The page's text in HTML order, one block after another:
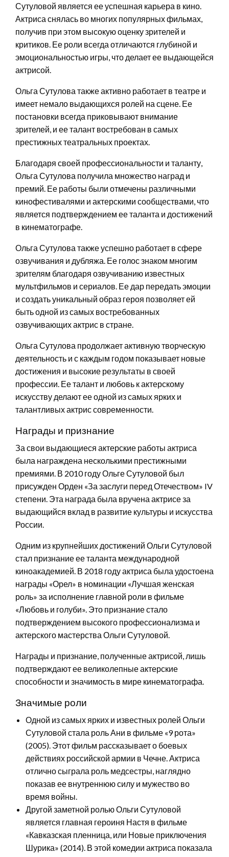
Сутуловой является ее успешная карьера в кино.
Актриса снялась во многих популярных фильмах,
получив при этом высокую оценку зрителей и
критиков. Ее роли всегда отличаются глубиной и
эмоциональностью игры, что делает ее выдающейся
актрисой.
Ольга Сутулова также активно работает в театре и
имеет немало выдающихся ролей на сцене. Ее
постановки всегда приковывают внимание
зрителей, и ее талант востребован в самых
престижных театральных проектах.
Благодаря своей профессиональности и таланту,
Ольга Сутулова получила множество наград и
премий. Ее работы были отмечены различными
кинофестивалями и актерскими сообществами, что
является подтверждением ее таланта и достижений
в кинематографе.
Ольга Сутулова также успешно работает в сфере
озвучивания и дубляжа. Ее голос знаком многим
зрителям благодаря озвучиванию известных
мультфильмов и сериалов. Ее дар передать эмоции
и создать уникальный образ героя позволяет ей
быть одной из самых востребованных
озвучивающих актрис в стране.
Ольга Сутулова продолжает активную творческую
деятельность и с каждым годом показывает новые
достижения и высокие результаты в своей
профессии. Ее талант и любовь к актерскому
искусству делают ее одной из самых ярких и
талантливых актрис современности.
Награды и признание
За свои выдающиеся актерские работы актриса
была награждена несколькими престижными
премиями. В 2010 году Ольге Сутуловой был
присужден Орден «За заслуги перед Отечеством» IV
степени. Эта награда была вручена актрисе за
выдающийся вклад в развитие культуры и искусства
России.
Одним из крупнейших достижений Ольги Сутуловой
стал признание ее таланта международной
киноакадемией. В 2018 году актриса была удостоена
награды «Орел» в номинации «Лучшая женская
роль» за исполнение главной роли в фильме
«Любовь и голуби». Это признание стало
подтверждением высокого профессионализма и
актерского мастерства Ольги Сутуловой.
Награды и признание, полученные актрисой, лишь
подтверждают ее великолепные актерские
способности и значимость в мире кинематографа.
Значимые роли
Одной из самых ярких и известных ролей Ольги
Сутуловой стала роль Ани в фильме «9 рота»
(2005). Этот фильм рассказывает о боевых
действиях российской армии в Чечне. Актриса
отлично сыграла роль медсестры, наглядно
показав ее внутреннюю силу и мужество во
время войны.
Другой заметной ролью Ольги Сутуловой
является главная героиня Настя в фильме
«Кавказская пленница, или Новые приключения
Шурика» (2014). В этой комедии актриса показала